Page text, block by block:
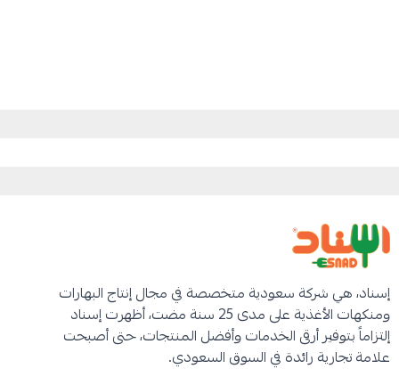
شركة اسناد المحدودة
إسناد، هي شركة سعودية متخصصة في مجال إنتاج البهارات
ومنكهات الأغذية على مدى 25 سنة مضت، أظهرت إسناد
إلتزاماً بتوفير أرقى الخدمات وأفضل المنتجات، حتى أصبحت
علامة تجارية رائدة في السوق السعودي.